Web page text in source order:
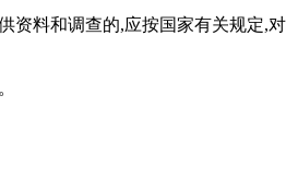
料和调查的,应按国家有关规定,